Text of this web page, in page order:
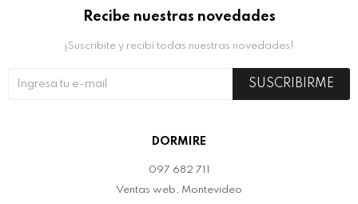
DORMIRE
097 682 711
Ventas web, Montevideo
Recibe nuestras novedades
¡Suscribite y recibí todas nuestras novedades!
SUSCRIBIRME